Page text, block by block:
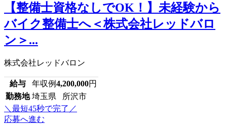
【整備士資格なしでOK！】未経験から
バイク整備士へ＜株式会社レッドバロ
ン＞...
株式会社レッドバロン
給与 年収例4,200,000円
勤務地 埼玉県 所沢市
＼最短45秒で完了／
応募へ進む